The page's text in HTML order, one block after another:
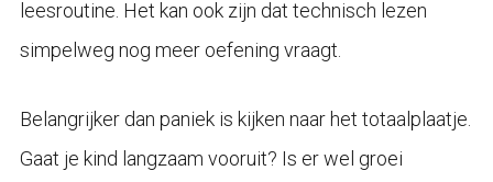
leesroutine. Het kan ook zijn dat technisch lezen
simpelweg nog meer oefening vraagt.
Belangrijker dan paniek is kijken naar het totaalplaatje.
Gaat je kind langzaam vooruit? Is er wel groei